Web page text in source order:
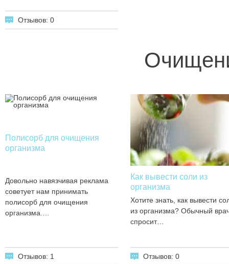
Отзывов: 0
Полисорб для очищения
организма
Довольно навязчивая реклама
советует нам принимать
полисорб для очищения
организма.…
Отзывов: 1
Как вывести соли из
организма
Хотите знать, как вывести
из организма? Обычный
спросит…
Отзывов: 0